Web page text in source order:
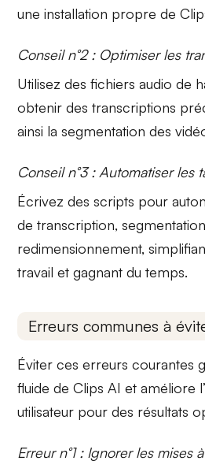
une installation propre de
Conseil n°2 : Optimiser les
Utilisez des fichiers audio de
obtenir destranscriptions
ainsi la segmentation des
Conseil n°3 : Automatiser les
Écrivez desscripts pour
de transcription,
redimensionnement,
travail et gagnant du temps.
Erreurs communes à
Éviter ces erreurs courantes
fluide de Clips AI et améliore
utilisateur pour des résultats
Erreur n°1 : Ignorer les mises